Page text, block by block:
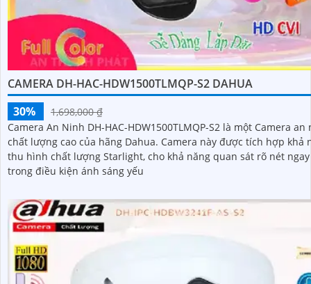
CAMERA DH-HAC-HDW1500TLMQP-S2 DAHUA
30%
1,698,000 ₫
Camera An Ninh DH-HAC-HDW1500TLMQP-S2 là một Camera an
chất lượng cao của hãng Dahua. Camera này được tích hợp khả năng
thu hình chất lượng Starlight, cho khả năng quan sát rõ nét ngay
trong điều kiện ánh sáng yếu